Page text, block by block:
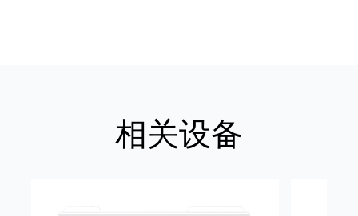
相关设备